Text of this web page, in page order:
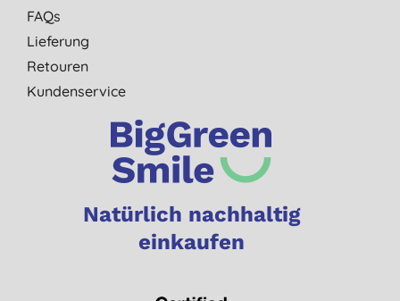
FAQs
Lieferung
Retouren
Kundenservice
Natürlich nachhaltig
einkaufen